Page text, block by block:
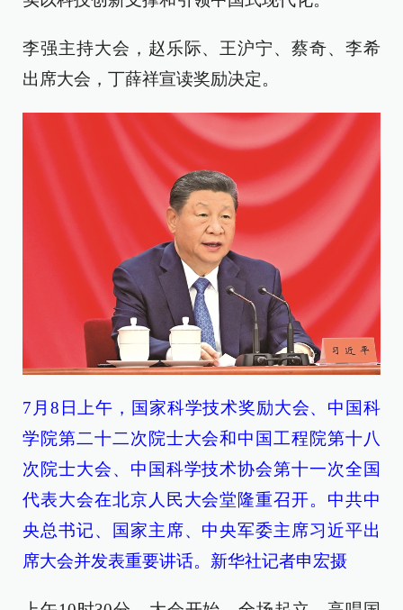
李强主持大会，赵乐际、王沪宁、蔡奇、李希
出席大会，丁薛祥宣读奖励决定。
7月8日上午，国家科学技术奖励大会、中国科
学院第二十二次院士大会和中国工程院第十八
次院士大会、中国科学技术协会第十一次全国
代表大会在北京人民大会堂隆重召开。中共中
央总书记、国家主席、中央军委主席习近平出
席大会并发表重要讲话。新华社记者申宏摄